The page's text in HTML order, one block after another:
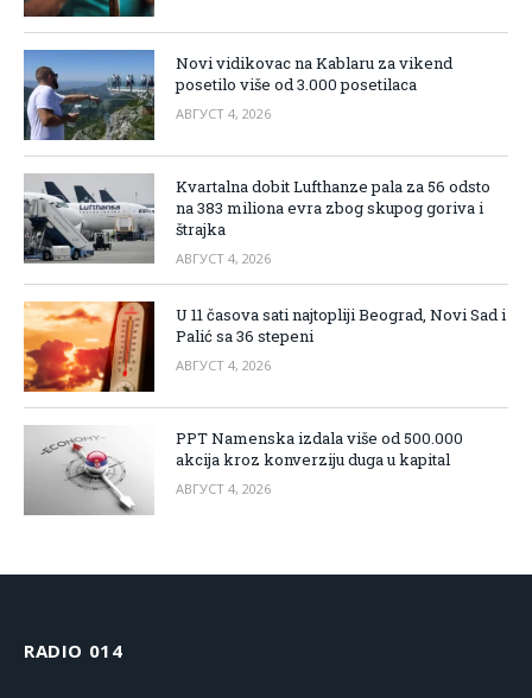
Novi vidikovac na Kablaru za vikend
posetilo više od 3.000 posetilaca
АВГУСТ 4, 2026
Kvartalna dobit Lufthanze pala za 56 odsto
na 383 miliona evra zbog skupog goriva i
štrajka
АВГУСТ 4, 2026
U 11 časova sati najtopliji Beograd, Novi Sad i
Palić sa 36 stepeni
АВГУСТ 4, 2026
PPT Namenska izdala više od 500.000
akcija kroz konverziju duga u kapital
АВГУСТ 4, 2026
RADIO 014